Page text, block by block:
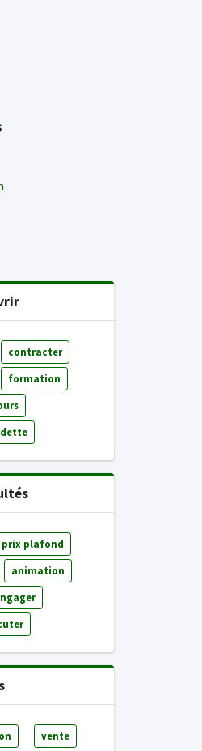
contracter
formation
dette
prix plafond
animation
vente